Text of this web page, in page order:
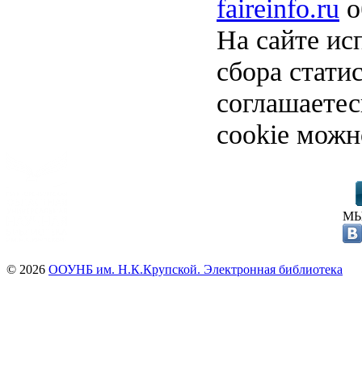
faireinfo.ru
На сайте
сбора
cookie
© 2026 ООУНБ им. Н.К.Крупской. Электронная библиотека